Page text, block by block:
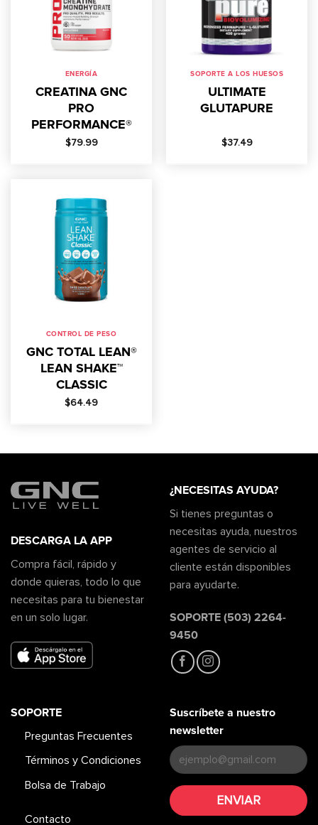
ENERGÍA
CREATINA GNC
PRO
PERFORMANCE®
$79.99
SOPORTE A LOS HUESOS
ULTIMATE
GLUTAPURE
$37.49
CONTROL DE PESO
GNC TOTAL LEAN®
LEAN SHAKE™
CLASSIC
$64.49
DESCARGA LA APP
Compra fácil, rápido y
donde quieras, todo lo que
necesitas para tu bienestar
en un solo lugar.
¿NECESITAS AYUDA?
Si tienes preguntas o
necesitas ayuda, nuestros
agentes de servicio al
cliente están disponibles
para ayudarte.
SOPORTE (503) 2264-
9450
SOPORTE
Preguntas Frecuentes
Términos y Condiciones
Bolsa de Trabajo
Contacto
Suscríbete a nuestro
newsletter